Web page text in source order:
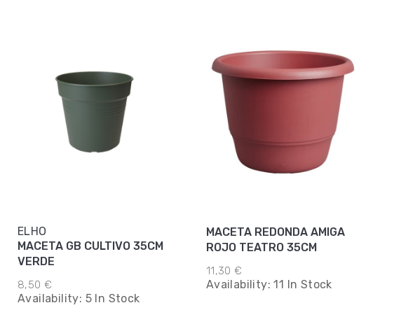
ELHO
MACETA GB CULTIVO 35CM
VERDE
8,50 €
Availability: 5 In Stock
MACETA REDONDA AMIGA
ROJO TEATRO 35CM
11,30 €
Availability:11 In Stock